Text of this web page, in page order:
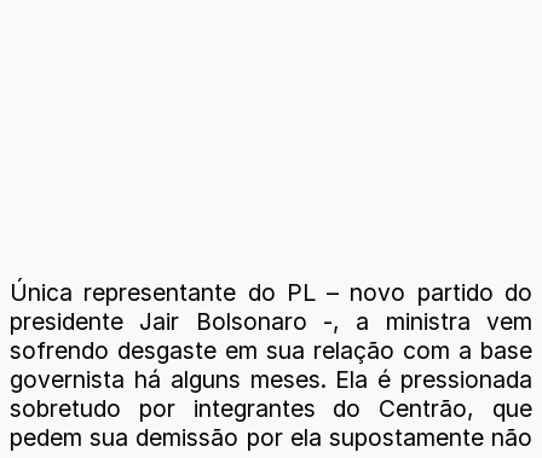
Única representante do PL – novo partido do
presidente Jair Bolsonaro -, a ministra vem
sofrendo desgaste em sua relação com a base
governista há alguns meses. Ela é pressionada
sobretudo por integrantes do Centrão, que
pedem sua demissão por ela supostamente não